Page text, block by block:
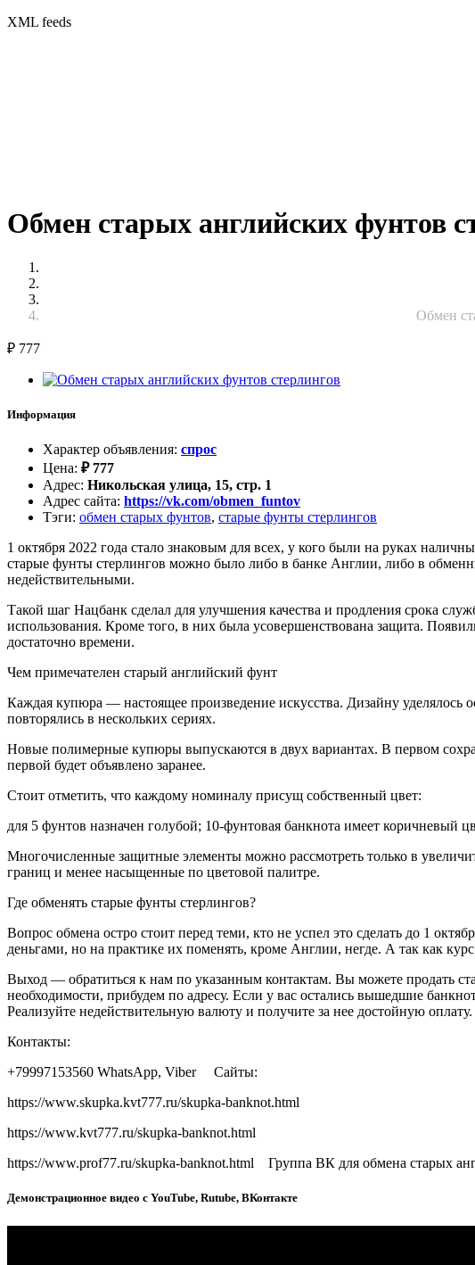
XML feeds
Обмен старых английских фунтов
Обмен
₽ 777
Информация
Характер объявления: спрос
Цена: ₽777
Адрес: Никольская улица, 15, стр. 1
Адрес сайта: https://vk.com/obmen_funtov
Тэги: обмен старых фунтов, старые фунты стерлингов
1 октября 2022 года стало знаковым для всех, у кого были на руках
старые фунты стерлингов можно было либо в банке Англии, либо в
недействительными.
Такой шаг Нацбанк сделал для улучшения качества и продления срока
использования. Кроме того, в них была усовершенствована защита.
достаточно времени.
Чем примечателен старый английский фунт
Каждая купюра — настоящее произведение искусства. Дизайну
повторялись в нескольких сериях.
Новые полимерные купюры выпускаются в двух вариантах. В первом
первой будет объявлено заранее.
Стоит отметить, что каждому номиналу присущ собственный цвет:
для 5 фунтов назначен голубой; 10-фунтовая банкнота имеет
Многочисленные защитные элементы можно рассмотреть только в
границ и менее насыщенные по цветовой палитре.
Где обменять старые фунты стерлингов?
Вопрос обмена остро стоит перед теми, кто не успел это сделать до 1
деньгами, но на практике их поменять, кроме Англии, негде. А так как
Выход — обратиться к нам по указанным контактам. Вы можете продать
необходимости, прибудем по адресу. Если у вас остались вышедшие
Реализуйте недействительную валюту и получите за нее достойную оплату.
Контакты:
+79997153560 WhatsApp, Viber Сайты:
https://www.skupka.kvt777.ru/skupka-banknot.html
https://www.kvt777.ru/skupka-banknot.html
https://www.prof77.ru/skupka-banknot.html Группа ВК для обмена старых
Демонстрационное видео с YouTube, Rutube, ВКонтакте